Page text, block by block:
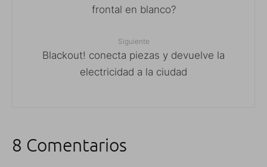
frontal en blanco?
Siguiente
Blackout! conecta piezas y devuelve la
electricidad a la ciudad
8 Comentarios